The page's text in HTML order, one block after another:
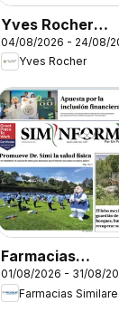
Yves Rocher
campaña 11
04/08/2026 - 24/08/
Yves Rocher
Farmacias
Similares
catálogo
01/08/2026 - 31/08/
Farmacias